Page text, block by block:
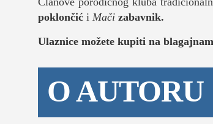
it
sdl
poklončić i Mači zabavnik.
Ulaznice možete kupiti na
O AUTORU